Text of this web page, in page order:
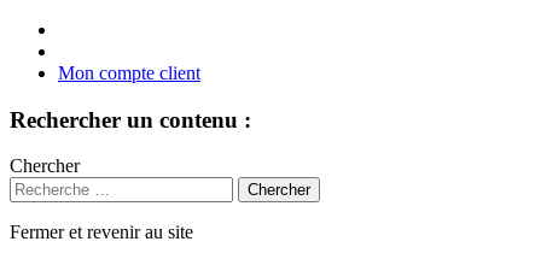
Mon compte client
Rechercher un contenu :
Chercher
Fermer et revenir au site